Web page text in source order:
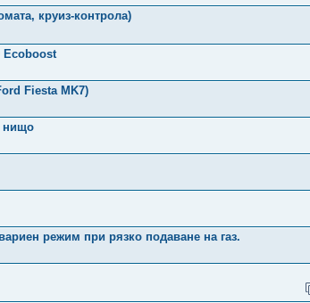
круиз-контрола)
Ecoboost
Fiesta MK7)
нищо
режим при рязко подаване на газ.